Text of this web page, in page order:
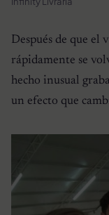
Después de que el
rápidamente se
hecho inusual
un efecto que